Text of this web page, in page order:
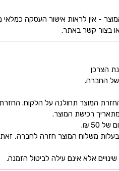
של החברה.
המוצר תחולנה על הלקוח.
50 ₪.
משלוח המוצר חזרה לחברה, זאת
אלא אינם עילה לביטול הזמנה.